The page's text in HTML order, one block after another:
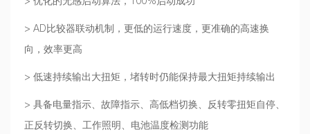
> AD比较器联动机制，更低的运行速度，更准确的高速换
向，效率更高
> 低速持续输出大扭矩，堵转时仍能保持最大扭矩持续输出
> 具备电量指示、故障指示、高低档切换、反转零扭矩自停、
正反转切换、工作照明、电池温度检测功能